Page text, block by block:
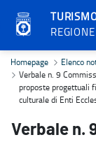
Verbale n. 9
Homepage
Elenco
Verbale n. 9
proposte progettuali
culturale di Enti
Verbale n.